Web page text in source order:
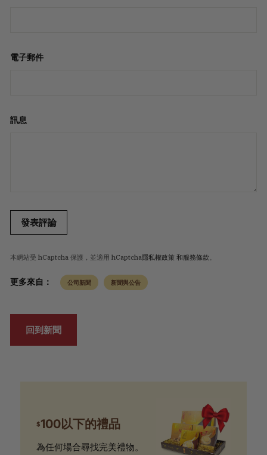
電子郵件
訊息
發表評論
本網站受 hCaptcha 保護，並適用 hCaptcha隱私權政策 和服務條款。
更多來自： 公司新聞 新聞與公告
回到新聞
$100以下的禮品
為任何場合尋找完美禮物。